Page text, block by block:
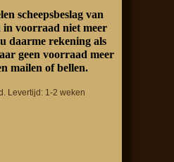
scheepsbeslag van
in voorraad niet meer
daarme rekening als
geen voorraad meer
mailen of bellen.
Levertijd: 1-2 weken